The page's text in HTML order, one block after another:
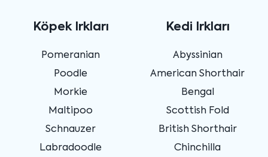
Köpek Irkları
Pomeranian
Poodle
Morkie
Maltipoo
Schnauzer
Labradoodle
Kedi Irkları
Abyssinian
American Shorthair
Bengal
Scottish Fold
British Shorthair
Chinchilla